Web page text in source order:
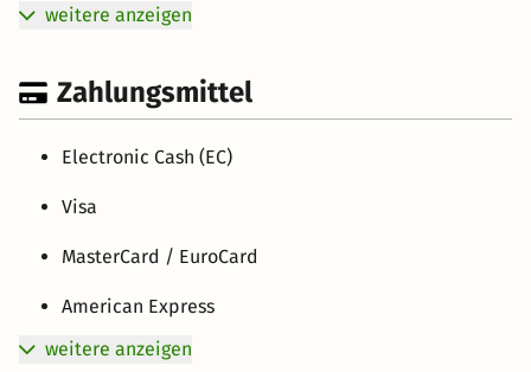
weitere anzeigen
Zahlungsmittel
Electronic Cash (EC)
Visa
MasterCard / EuroCard
American Express
weitere anzeigen